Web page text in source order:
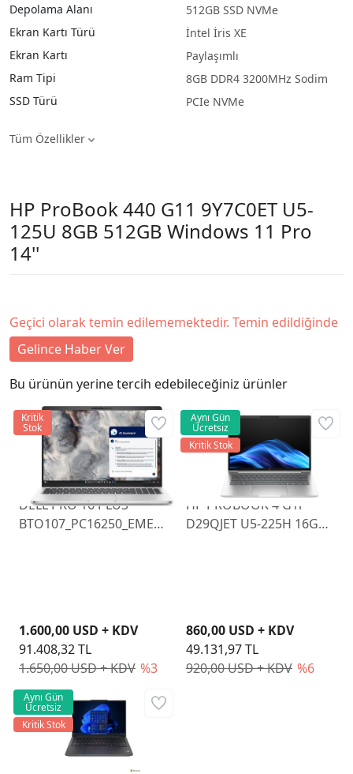
Depolama Alanı
512GB SSD NVMe
Ekran Kartı Türü
İntel İris XE
Ekran Kartı
Paylaşımlı
Ram Tipi
8GB DDR4 3200MHz Sodim
SSD Türü
PCIe NVMe
Tüm Özellikler
HP ProBook 440 G11 9Y7C0ET U5-
125U 8GB 512GB Windows 11 Pro
14''
Geçici olarak temin edilememektedir. Temin edildiğinde
Gelince Haber Ver
Bu ürünün yerine tercih edebileceğiniz ürünler
DELL PRO 16 PLUS
BTO107_PC16250_EMEA
1.650,00 USD + KDV %3
1.600,00 USD + KDV
91.408,32 TL
Kritik
Stok
HP PROBOOK 4 G1i
D29QJET U5-225H 16GB
920,00 USD + KDV %6
860,00 USD + KDV
49.131,97 TL
Aynı Gün
Ücretsiz
Kritik Stok
Aynı Gün
Ücretsiz
Kritik Stok